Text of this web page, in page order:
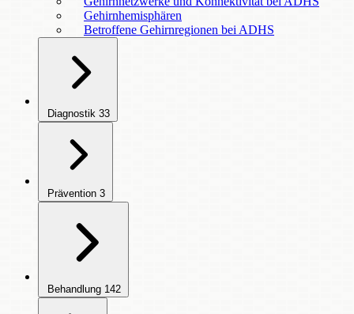
Gehirnhemisphären
Betroffene Gehirnregionen bei ADHS
Diagnostik 33
Prävention 3
Behandlung 142